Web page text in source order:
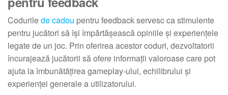
Codurilede cadou pentru feedback servesc ca stimulente
pentru jucători să își împărtășească opiniile și experiențele
legate de un joc. Prin oferirea acestor coduri, dezvoltatorii
încurajează jucătorii să ofere informații valoroase care pot
ajuta la îmbunătățirea gameplay-ului, echilibrului și
experienței generale a utilizatorului.